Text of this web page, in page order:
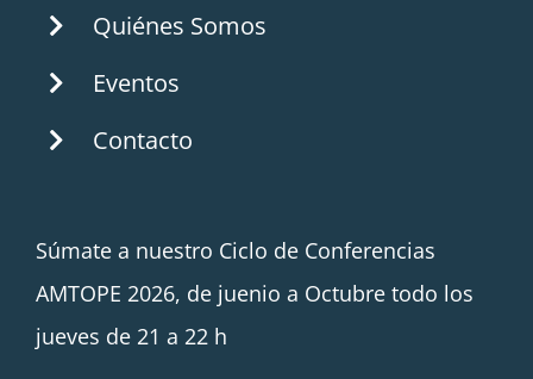
Quiénes Somos
Eventos
Contacto
Súmate a nuestro Ciclo de Conferencias
AMTOPE 2026, de juenio a Octubre todo los
jueves de 21 a 22 h